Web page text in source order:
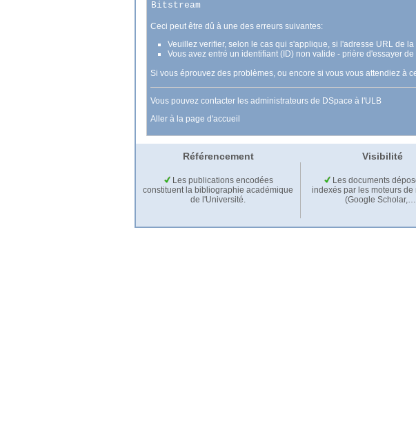
Bitstream
Ceci peut être dû à une des erreurs suivantes:
Veuillez verifier, selon le cas qui s'applique, si l'adresse URL de
Vous avez entré un identifiant (ID) non valide - prière d'essayer de
Si vous éprouvez des problèmes, ou encore si vous vous attendiez à
Vous pouvez contacter les administrateurs de DSpace à l'ULB
Aller à la page d'accueil
Référencement Visibilité
Les publications encodées
constituent la bibliographie académique
de l'Université.
Les documents
indexés par les moteurs de
(Google